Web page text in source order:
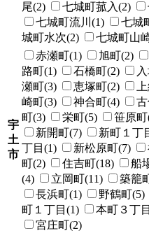
尾(2)
七城町菰入(2)
七城町流川(1)
七城
城町水次(2)
七城町山
宇
土
市
赤瀬町(1) 旭町(2)
路町(1)
石橋町(2)
瀬町(3)
恵塚町(2)
崎町(3)
神合町(4)
町(3)
栄町(5) 笹原町
新開町(7)
新町１丁
丁目(1)
新松原町(7)
町(2)
住吉町(18) 船
(4)
立岡町(11) 築籠
長浜町(1)
野鶴町(5)
町１丁目(1)
本町３丁
宮庄町(2)